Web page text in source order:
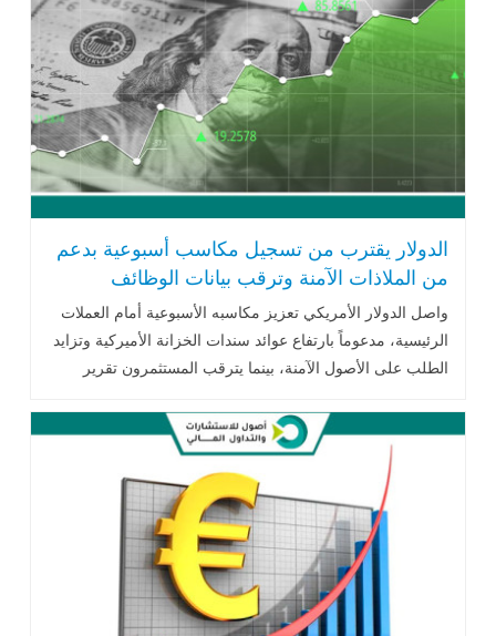
الدولار يقترب من تسجيل مكاسب أسبوعية بدعم
من الملاذات الآمنة وترقب بيانات الوظائف
الأمريكية
واصل الدولار الأمريكي تعزيز مكاسبه الأسبوعية أمام العملات
الرئيسية، مدعوماً بارتفاع عوائد سندات الخزانة الأميركية وتزايد
الطلب على الأصول الآمنة، بينما يترقب المستثمرون تقرير
وإيران لتحديد اتجاه السياسة النقدية الأمريكية.